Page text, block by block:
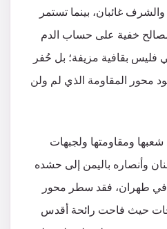
والشرف غائبان، بينما تستمر
خفية على حساب الدم
فليس بقافية مزيفة؛ بل حُفر
محور المقاومة الذي لم ولن
ومقاومتها ولجبهات
وأنصاره باليمن إلى حشده
في طهران، فقد سطر محور
حيث فاحت رائحة أقدس